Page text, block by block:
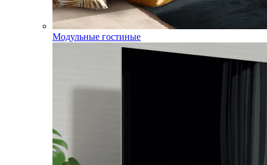
Модульные гостиные